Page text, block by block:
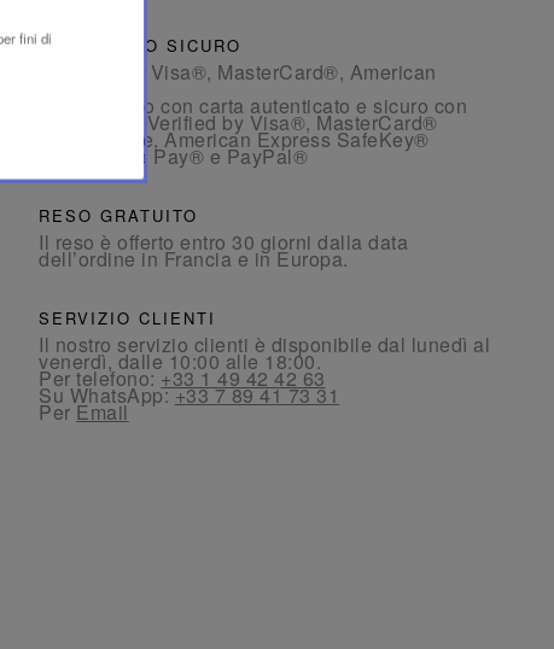
PAGAMENTO SICURO
- Con carta: Visa®, MasterCard®, American
- Pagamento con carta autenticato e sicuro con
3D Secure: Verified by Visa®, MasterCard®
SecureCode, American Express SafeKey®
- Con Apple Pay® e PayPal®
RESO GRATUITO
Il reso è offerto entro 30 giorni dalla data
dell’ordine in Francia e in Europa.
SERVIZIO CLIENTI
Il nostro servizio clienti è disponibile dal lunedì al
venerdì, dalle 10:00 alle 18:00.
Per telefono:+33 1 49 42 42 63
Su WhatsApp:+33 7 89 41 73 31
PerEmail
fini di